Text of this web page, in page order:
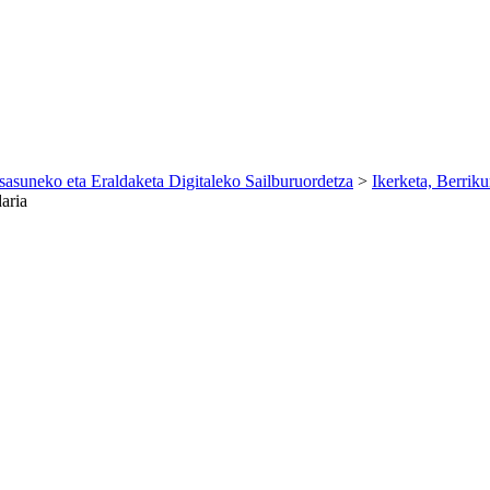
eta Eraldaketa Digitaleko Sailburuordetza > Ikerketa,